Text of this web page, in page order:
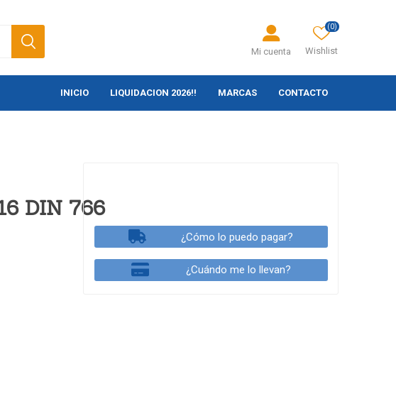
Mi cuenta Wishlist
(0)
INICIO LIQUIDACION 2026!! MARCAS CONTACTO
DIN 766
¿Cómo lo puedo pagar?
¿Cuándo me lo llevan?